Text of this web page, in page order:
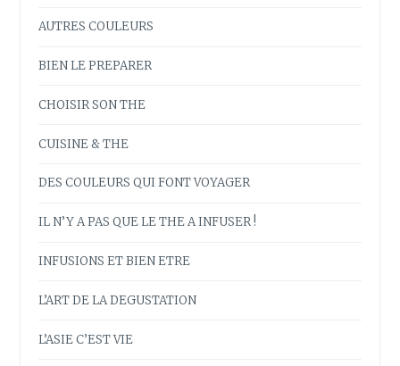
AUTRES COULEURS
BIEN LE PREPARER
CHOISIR SON THE
CUISINE & THE
DES COULEURS QUI FONT VOYAGER
IL N’Y A PAS QUE LE THE A INFUSER !
INFUSIONS ET BIEN ETRE
L’ART DE LA DEGUSTATION
L’ASIE C’EST VIE